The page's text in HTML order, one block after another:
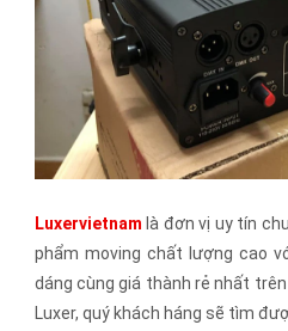
Luxervietnam là đơn vị uy tín
phẩm moving chất lượng cao
dáng cùng giá thành rẻ nhất
Luxer, quý khách háng sẽ tìm